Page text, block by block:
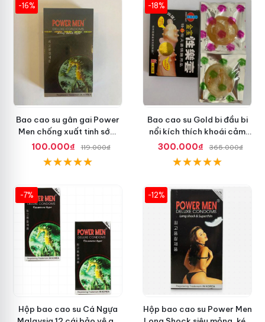
-16%
Bao cao su gân gai Power
Men chống xuất tinh sớm
tăng khoái cảm
100.000₫ 119.000₫
-18%
Bao cao su Gold bi đầu bi
nổi kích thích khoái cảm
nhiều
300.000₫ 365.000₫
-7%
Hộp bao cao su Cá Ngựa
-12%
Hộp bao cao su Power Men